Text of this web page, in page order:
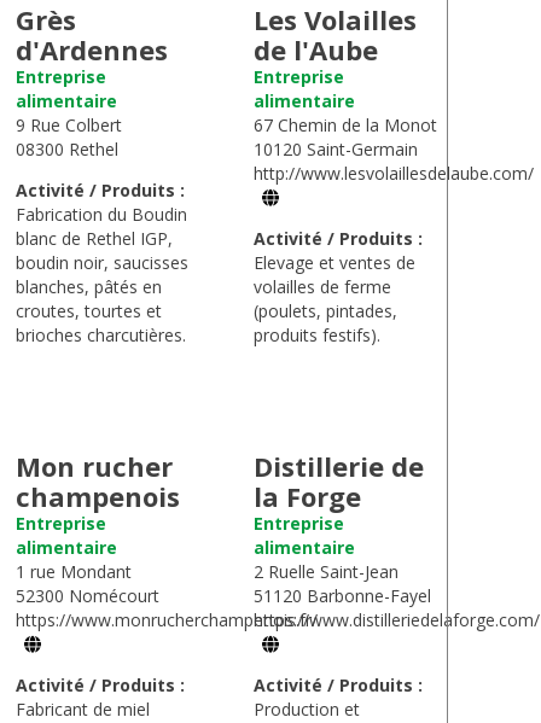
Grès
d'Ardennes
Entreprise
alimentaire
9 Rue Colbert
08300 Rethel
Activité / Produits :
Fabrication du Boudin
blanc de Rethel IGP,
boudin noir, saucisses
blanches, pâtés en
croutes, tourtes et
brioches charcutières.
Les Volailles
de l'Aube
Entreprise
alimentaire
67 Chemin de la Monot
10120 Saint-Germain
http://www.lesvolaillesdelaube.com/
Activité / Produits :
Elevage et ventes de
volailles de ferme
(poulets, pintades,
produits festifs).
Mon rucher
champenois
Entreprise
alimentaire
1 rue Mondant
52300 Nomécourt
https://www.monrucherchampenois.fr/
Activité / Produits :
Fabricant de miel
Distillerie de
la Forge
Entreprise
alimentaire
2 Ruelle Saint-Jean
51120 Barbonne-Fayel
https://www.distilleriedelaforge.com/
Activité / Produits :
Production et